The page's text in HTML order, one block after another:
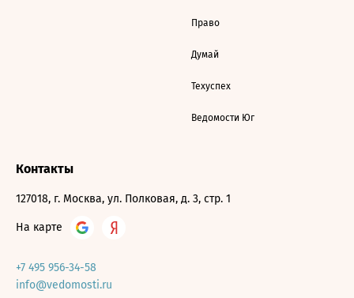
Право
Думай
Техуспех
Ведомости Юг
Контакты
127018, г. Москва, ул. Полковая, д. 3, стр. 1
На карте
+7 495 956-34-58
info@vedomosti.ru